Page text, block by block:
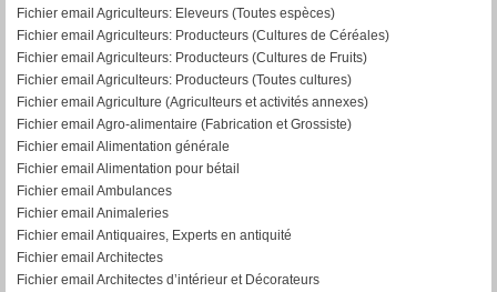
Fichier email Agriculteurs: Eleveurs (Toutes espèces)
Fichier email Agriculteurs: Producteurs (Cultures de Céréales)
Fichier email Agriculteurs: Producteurs (Cultures de Fruits)
Fichier email Agriculteurs: Producteurs (Toutes cultures)
Fichier email Agriculture (Agriculteurs et activités annexes)
Fichier email Agro-alimentaire (Fabrication et Grossiste)
Fichier email Alimentation générale
Fichier email Alimentation pour bétail
Fichier email Ambulances
Fichier email Animaleries
Fichier email Antiquaires, Experts en antiquité
Fichier email Architectes
Fichier email Architectes d’intérieur et Décorateurs